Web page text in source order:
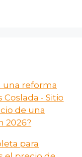
una reforma
- Sitio
de una
2026?
para